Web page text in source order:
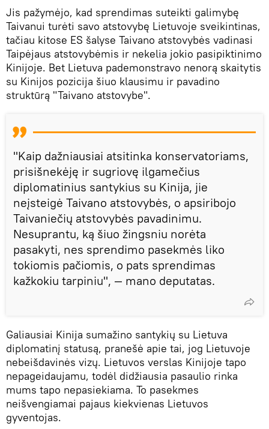
Jis pažymėjo, kad sprendimas suteikti galimybę
Taivanui turėti savo atstovybę Lietuvoje sveikintinas,
tačiau kitose ES šalyse Taivano atstovybės vadinasi
Taipėjaus atstovybėmis ir nekelia jokio pasipiktinimo
Kinijoje. Bet Lietuva pademonstravo nenorą skaitytis
su Kinijos pozicija šiuo klausimu ir pavadino
struktūrą "Taivano atstovybe".
"Kaip dažniausiai atsitinka konservatoriams,
prisišnekėję ir sugriovę ilgamečius
diplomatinius santykius su Kinija, jie
neįsteigė Taivano atstovybės, o apsiribojo
Taivaniečių atstovybės pavadinimu.
Nesuprantu, ką šiuo žingsniu norėta
pasakyti, nes sprendimo pasekmės liko
tokiomis pačiomis, o pats sprendimas
kažkokiu tarpiniu", — mano deputatas.
Galiausiai Kinija sumažino santykių su Lietuva
diplomatinį statusą, pranešė apie tai, jog Lietuvoje
nebeišdavinės vizų. Lietuvos verslas Kinijoje tapo
nepageidaujamu, todėl didžiausia pasaulio rinka
mums tapo nepasiekiama. To pasekmes
neišvengiamai pajaus kiekvienas Lietuvos
gyventojas.